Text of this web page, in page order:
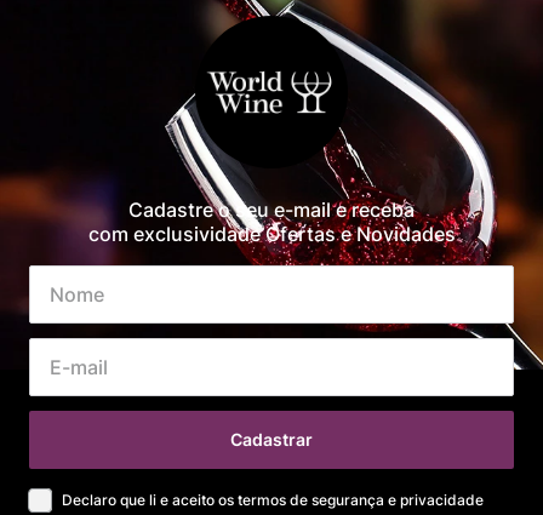
Cadastre o seu e-mail e receba
com exclusividade Ofertas e Novidades
Cadastrar
Declaro que li e aceito os termos de segurança e privacidade